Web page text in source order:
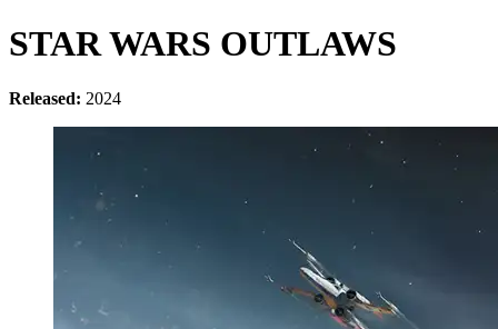
STAR WARS OUTLAWS
Released: 2024